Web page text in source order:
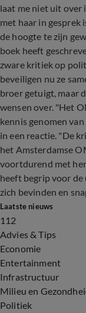
laat me niet uit over
met haar in
de hoogte te zijn
boek heeft
zware kritiek op
beveiligen nu ze
broer getuigt, maar
wensen over. "Het
kennis genomen
in een reactie. "De
het Amsterdamse
voortdurend met
heeft begrip voor
zich bevinden en
Laatste nieuws
112
Advies & Tips
Economie
Entertainment
Infrastructuur
Milieu en
Politiek